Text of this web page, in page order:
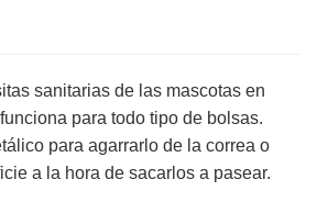
sanitarias de las mascotas en
para todo tipo de bolsas.
para agarrarlo de la correa o
a la hora de sacarlos a pasear.